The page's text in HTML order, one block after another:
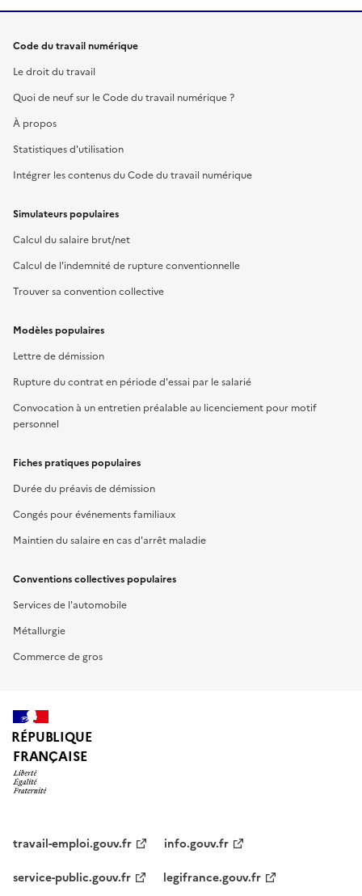
Code du travail numérique
Le droit du travail
Quoi de neuf sur le Code du travail numérique ?
À propos
Statistiques d'utilisation
Intégrer les contenus du Code du travail numérique
Simulateurs populaires
Calcul du salaire brut/net
Calcul de l'indemnité de rupture conventionnelle
Trouver sa convention collective
Modèles populaires
Lettre de démission
Rupture du contrat en période d'essai par le salarié
Convocation à un entretien préalable au licenciement pour motif
personnel
Fiches pratiques populaires
Durée du préavis de démission
Congés pour événements familiaux
Maintien du salaire en cas d'arrêt maladie
Conventions collectives populaires
Services de l'automobile
Métallurgie
Commerce de gros
RÉPUBLIQUE
FRANÇAISE
travail-emploi.gouv.fr
info.gouv.fr
service-public.gouv.fr
legifrance.gouv.fr